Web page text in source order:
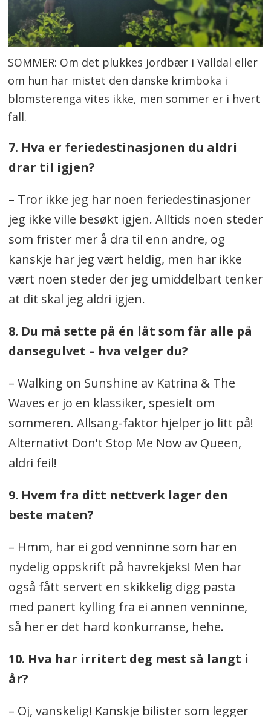
SOMMER: Om det plukkes jordbær i Valldal eller
om hun har mistet den danske krimboka i
blomsterenga vites ikke, men sommer er i hvert
fall.
7. Hva er feriedestinasjonen du aldri
drar til igjen?
– Tror ikke jeg har noen feriedestinasjoner
jeg ikke ville besøkt igjen. Alltids noen steder
som frister mer å dra til enn andre, og
kanskje har jeg vært heldig, men har ikke
vært noen steder der jeg umiddelbart tenker
at dit skal jeg aldri igjen.
8. Du må sette på én låt som får alle på
dansegulvet – hva velger du?
– Walking on Sunshine av Katrina & The
Waves er jo en klassiker, spesielt om
sommeren. Allsang-faktor hjelper jo litt på!
Alternativt Don't Stop Me Now av Queen,
aldri feil!
9. Hvem fra ditt nettverk lager den
beste maten?
– Hmm, har ei god venninne som har en
nydelig oppskrift på havrekjeks! Men har
også fått servert en skikkelig digg pasta
med panert kylling fra ei annen venninne,
så her er det hard konkurranse, hehe.
10. Hva har irritert deg mest så langt i
år?
– Oj, vanskelig! Kanskje bilister som legger